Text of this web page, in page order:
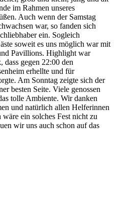
im Rahmen unseres
Auch wenn der Samstag
war, so fanden sich
ein. Sogleich
soweit es uns möglich war mit
Pavillions. Highlight war
dass gegen 22:00 den
erhellte und für
Am Sonntag zeigte sich der
besten Seite. Viele genossen
tolle Ambiente. Wir danken
und natürlich allen Helferinnen
ein solches Fest nicht zu
wir uns auch schon auf das